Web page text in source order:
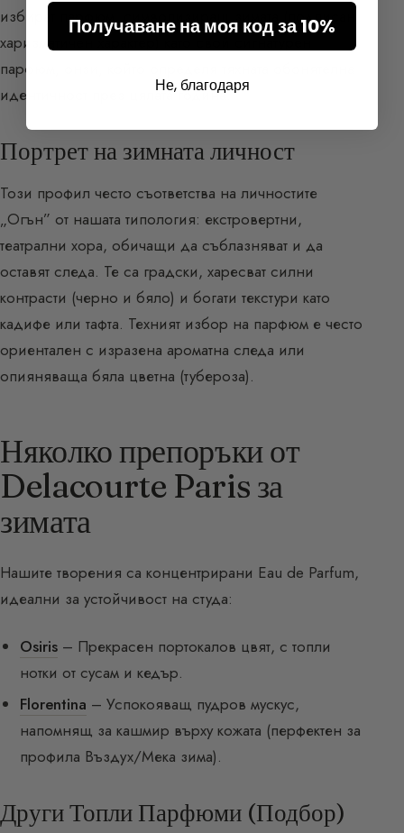
избират парфюм, символизиращ зимата (подписан,
харизматичен характер) като свой сигнатурен
парфюм, онзи, който определя тяхната обонятелна
идентичност през цялата година.
Портрет на зимната личност
Този профил често съответства на личностите
„Огън” от нашата типология: екстровертни,
театрални хора, обичащи да съблазняват и да
оставят следа. Те са градски, харесват силни
контрасти (черно и бяло) и богати текстури като
кадифе или тафта. Техният избор на парфюм е често
ориентален с изразена ароматна следа или
опияняваща бяла цветна (тубероза).
Няколко препоръки от
Delacourte Paris за
зимата
Нашите творения са концентрирани Eau de Parfum,
идеални за устойчивост на студа:
Osiris – Прекрасен портокалов цвят, с топли
нотки от сусам и кедър.
Florentina – Успокояващ пудров мускус,
напомнящ за кашмир върху кожата (перфектен за
профила Въздух/Мека зима).
Други Топли Парфюми (Подбор)
Получаване на моя код за 10%
Не, благодаря